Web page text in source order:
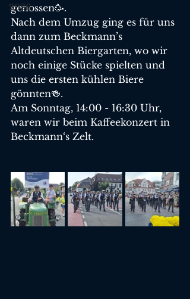
2026
genossen🥳.
Nach dem Umzug ging es für uns
dann zum Beckmann’s
Altdeutschen Biergarten, wo wir
noch einige Stücke spielten und
uns die ersten kühlen Biere
gönnten🍻.
Am Sonntag, 14:00 - 16:30 Uhr,
waren wir beim Kaffeekonzert in
Beckmann‘s Zelt.